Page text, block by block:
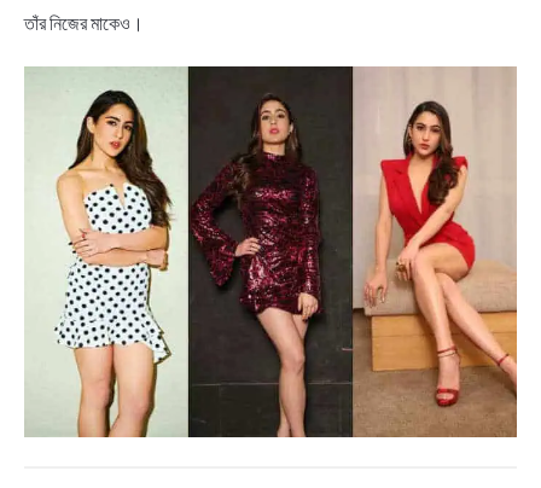
তাঁর নিজের মাকেও।